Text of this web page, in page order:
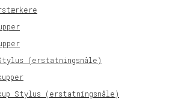
(erstatningsnåle)
Stylus (erstatningsnåle)